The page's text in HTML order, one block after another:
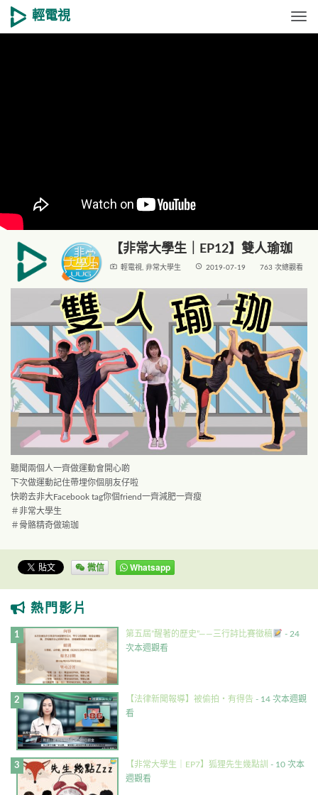
輕電視
【非常大學生｜EP12】雙人瑜珈
live_tv 輕電視, 非常大學生 access_time 2019-07-19 763 次總觀看
聽聞兩個人一齊做運動會開心啲
下次做運動記住帶埋你個朋友仔啦
快啲去非大Facebook tag你個friend一齊減肥一齊瘦
＃非常大學生
＃骨骼精奇做瑜珈
微信 Whatsapp
熱門影片
第五屆”醒著的歷史”——三行詩比賽徵稿
- 24
次本週觀看
【法律新聞報導】被偷拍・有得告 - 14 次本週觀
看
【非常大學生｜EP7】狐狸先生幾點訓 - 10 次本
週觀看